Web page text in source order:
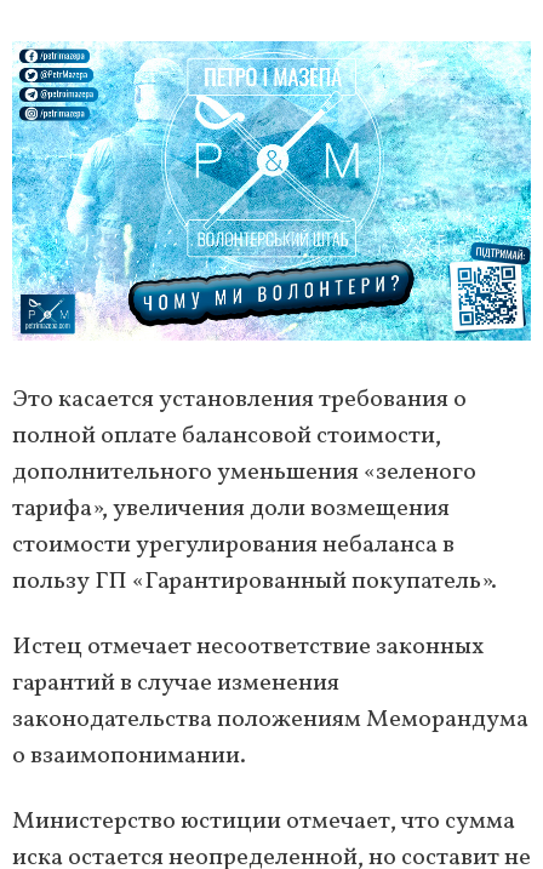
Это касается установления требования о
полной оплате балансовой стоимости,
дополнительного уменьшения «зеленого
тарифа», увеличения доли возмещения
стоимости урегулирования небаланса в
пользу ГП «Гарантированный покупатель».
Истец отмечает несоответствие законных
гарантий в случае изменения
законодательства положениям Меморандума
о взаимопонимании.
Министерство юстиции отмечает, что сумма
иска остается неопределенной, но составит не